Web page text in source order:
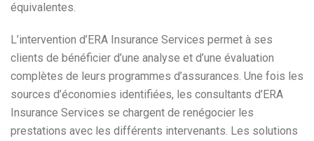
équivalentes.
L’intervention d’ERA Insurance Services permet à ses
clients de bénéficier d’une analyse et d’une évaluation
complètes de leurs programmes d’assurances. Une fois les
sources d’économies identifiées, les consultants d’ERA
Insurance Services se chargent de renégocier les
prestations avec les différents intervenants. Les solutions